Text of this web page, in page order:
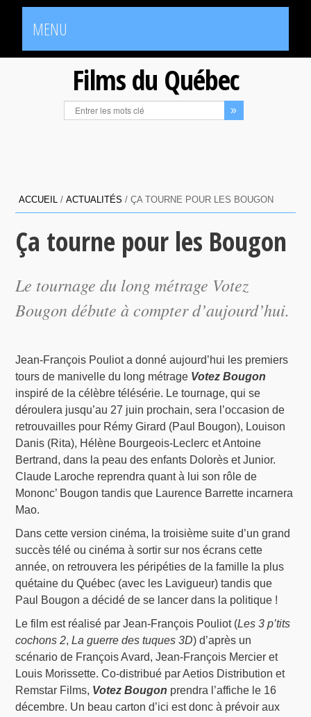
MENU
Films du Québec
ACCUEIL /ACTUALITÉS /ÇA TOURNE POUR LES BOUGON
Ça tourne pour les Bougon
Le tournage du long métrage Votez
Bougon débute à compter d’aujourd’hui.
Jean-François Pouliot a donné aujourd’hui les premiers
tours de manivelle du long métrage Votez Bougon
inspiré de la célèbre télésérie. Le tournage, qui se
déroulera jusqu’au 27 juin prochain, sera l’occasion de
retrouvailles pour Rémy Girard (Paul Bougon), Louison
Danis (Rita), Hélène Bourgeois-Leclerc et Antoine
Bertrand, dans la peau des enfants Dolorès et Junior.
Claude Laroche reprendra quant à lui son rôle de
Mononc’ Bougon tandis que Laurence Barrette incarnera
Mao.
Dans cette version cinéma, la troisième suite d’un grand
succès télé ou cinéma à sortir sur nos écrans cette
année, on retrouvera les péripéties de la famille la plus
quétaine du Québec (avec les Lavigueur) tandis que
Paul Bougon a décidé de se lancer dans la politique !
Le film est réalisé par Jean-François Pouliot (Les 3 p’tits
cochons 2,La guerre des tuques 3D) d’après un
scénario de François Avard, Jean-François Mercier et
Louis Morissette. Co-distribué par Aetios Distribution et
Remstar Films, Votez Bougon prendra l’affiche le 16
décembre. Un beau carton d’ici est donc à prévoir aux